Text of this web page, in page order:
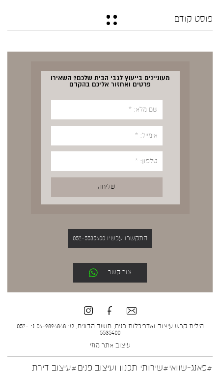
פוסט קודם
מעוניינים בייעוץ לגבי הבית שלכם? השאירו
פרטים ואחזור אליכם בהקדם
התקשרו עכשיו 052-5535400
צור קשר
הילית קרש עיצוב ואדריכלות פנים, מושב הבונים, ט: 04-9894848 נ: 052-
5535400
עיצוב אתר מוזי
#פאנג-שוואי#שירותי תכנון ועיצוב פנים#עיצוב דירת